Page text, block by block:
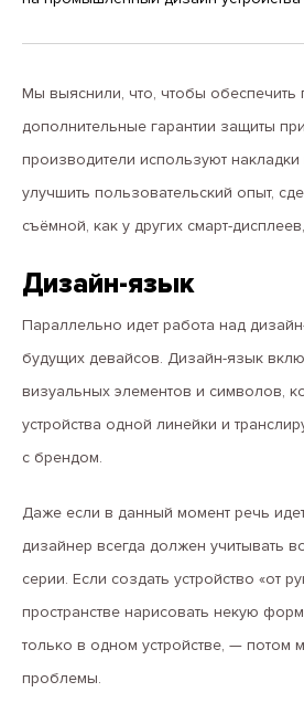
Мы выяснили, что, чтобы обеспечить
дополнительные гарантии защиты
производители используют
улучшить пользовательский опыт,
съёмной, как у других смарт-
Дизайн-язык
Параллельно идет работа над
будущих девайсов. Дизайн-язык
визуальных элементов и символов,
устройства одной линейки и
с брендом.
Даже если в данный момент речь
дизайнер всегда должен учитывать
серии. Если создать устройство «от
пространстве нарисовать некую
только в одном устройстве, — потом
проблемы.